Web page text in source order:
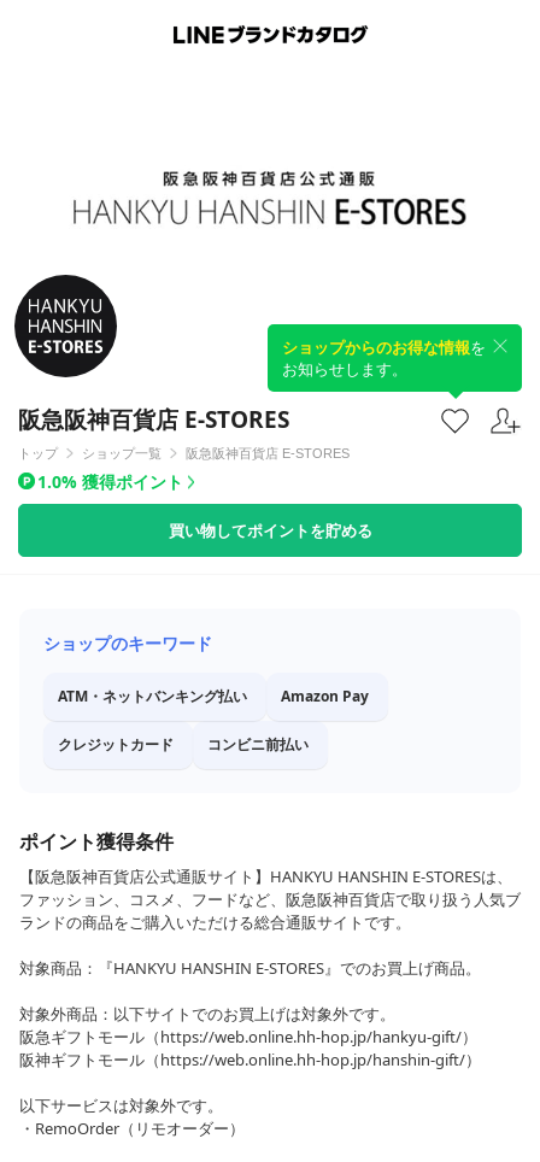
阪急阪神百貨店 E-STORES
ショップからのお得な情報を
お知らせします。
トップ ショップ一覧 阪急阪神百貨店 E-STORES
1.0% 獲得ポイント
買い物してポイントを貯める
ショップのキーワード
ATM・ネットバンキング払い Amazon Pay
クレジットカード コンビニ前払い
ポイント獲得条件
【阪急阪神百貨店公式通販サイト】HANKYU HANSHIN E-STORESは、
ファッション、コスメ、フードなど、阪急阪神百貨店で取り扱う人気ブ
ランドの商品をご購入いただける総合通販サイトです。
対象商品：『HANKYU HANSHIN E-STORES』でのお買上げ商品。
対象外商品：以下サイトでのお買上げは対象外です。
阪急ギフトモール（https://web.online.hh-hop.jp/hankyu-gift/）
阪神ギフトモール（https://web.online.hh-hop.jp/hanshin-gift/）
以下サービスは対象外です。
・RemoOrder（リモオーダー）